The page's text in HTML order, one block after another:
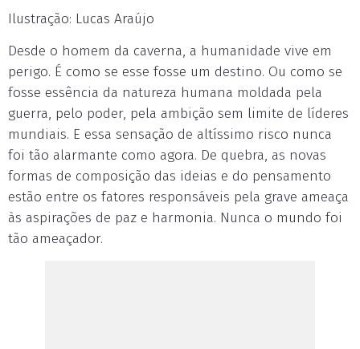
Ilustração: Lucas Araújo
Desde o homem da caverna, a humanidade vive em
perigo. É como se esse fosse um destino. Ou como se
fosse essência da natureza humana moldada pela
guerra, pelo poder, pela ambição sem limite de líderes
mundiais. E essa sensação de altíssimo risco nunca
foi tão alarmante como agora. De quebra, as novas
formas de composição das ideias e do pensamento
estão entre os fatores responsáveis pela grave ameaça
às aspirações de paz e harmonia. Nunca o mundo foi
tão ameaçador.